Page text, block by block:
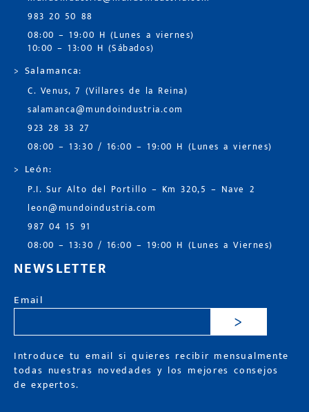
983 20 50 88
08:00 – 19:00 H (Lunes a viernes)
10:00 – 13:00 H (Sábados)
> Salamanca:
C. Venus, 7 (Villares de la Reina)
salamanca@mundoindustria.com
923 28 33 27
08:00 – 13:30 / 16:00 – 19:00 H (Lunes a viernes)
> León:
P.I. Sur Alto del Portillo – Km 320,5 – Nave 2
leon@mundoindustria.com
987 04 15 91
08:00 – 13:30 / 16:00 – 19:00 H (Lunes a Viernes)
NEWSLETTER
Email
>
Introduce tu email si quieres recibir mensualmente
todas nuestras novedades y los mejores consejos
de expertos.